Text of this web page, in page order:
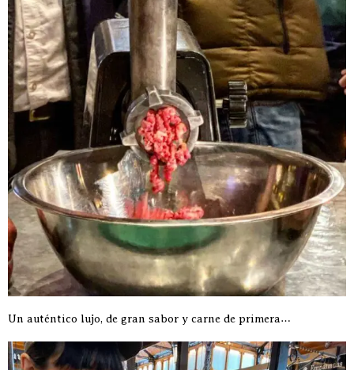
Un auténtico lujo, de gran sabor y carne de primera…